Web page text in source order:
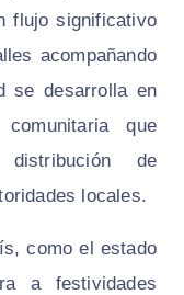
flujo significativo
acompañando
se desarrolla en
que
de
locales.
como el estado
a festividades